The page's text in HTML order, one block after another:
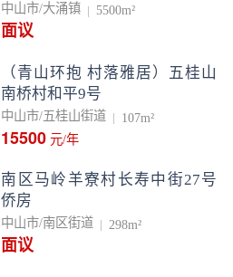
中山市/大涌镇 5500m²
面议
（青山环抱 村落雅居）五桂山
南桥村和平9号
中山市/五桂山街道 107m²
15500 元/年
南区马岭羊寮村长寿中街27号
侨房
中山市/南区街道 298m²
面议